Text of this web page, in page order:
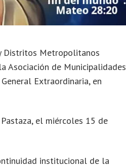
Distritos Metropolitanos
Asociación de Municipalidades
Extraordinaria, en
el miércoles 15 de
institucional de la